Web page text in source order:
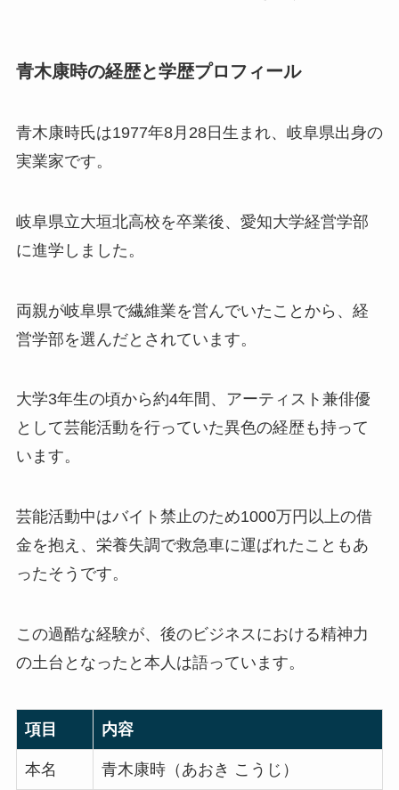
青木康時の経歴と学歴プロフィール
青木康時氏は1977年8月28日生まれ、岐阜県出身の
実業家です。
岐阜県立大垣北高校を卒業後、愛知大学経営学部
に進学しました。
両親が岐阜県で繊維業を営んでいたことから、経
営学部を選んだとされています。
大学3年生の頃から約4年間、アーティスト兼俳優
として芸能活動を行っていた異色の経歴も持って
います。
芸能活動中はバイト禁止のため1000万円以上の借
金を抱え、栄養失調で救急車に運ばれたこともあ
ったそうです。
この過酷な経験が、後のビジネスにおける精神力
の土台となったと本人は語っています。
項目 内容
本名 青木康時（あおき こうじ）